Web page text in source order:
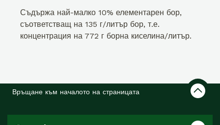
Съдържа най-малко 10% елементарен бор,
съответстващ на 135 г/литър бор, т.е.
концентрация на 772 г борна киселина/литър.
Връщане към началото на страницата